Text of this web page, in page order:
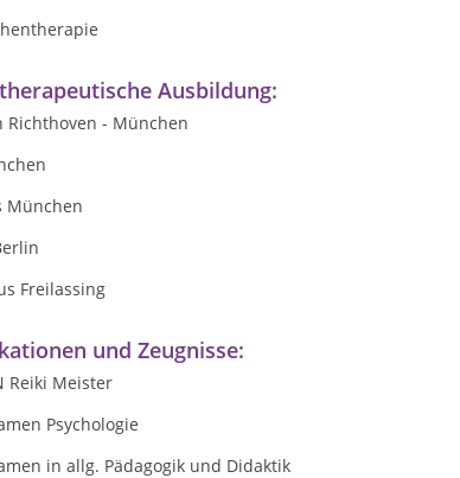
Ausbildung:
Richthoven - München
München
Freilassing
und Zeugnisse:
Reiki Meister
Psychologie
in allg. Pädagogik und Didaktik